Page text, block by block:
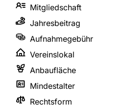
Mitgliedschaft
Jahresbeitrag
Aufnahmegebühr
Vereinslokal
Anbaufläche
Mindestalter
Rechtsform